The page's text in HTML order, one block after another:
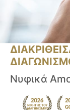
Νυφικά